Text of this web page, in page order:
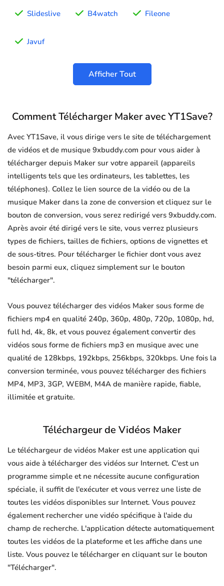
Slideslive B4watch Fileone
Javuf
Afficher Tout
Comment Télécharger Maker avec YT1Save?
Avec YT1Save, il vous dirige vers le site de téléchargement
de vidéos et de musique 9xbuddy.com pour vous aider à
télécharger depuis Maker sur votre appareil (appareils
intelligents tels que les ordinateurs, les tablettes, les
téléphones). Collez le lien source de la vidéo ou de la
musique Maker dans la zone de conversion et cliquez sur le
bouton de conversion, vous serez redirigé vers 9xbuddy.com.
Après avoir été dirigé vers le site, vous verrez plusieurs
types de fichiers, tailles de fichiers, options de vignettes et
de sous-titres. Pour télécharger le fichier dont vous avez
besoin parmi eux, cliquez simplement sur le bouton
"télécharger".
Vous pouvez télécharger des vidéos Maker sous forme de
fichiers mp4 en qualité 240p, 360p, 480p, 720p, 1080p, hd,
full hd, 4k, 8k, et vous pouvez également convertir des
vidéos sous forme de fichiers mp3 en musique avec une
qualité de 128kbps, 192kbps, 256kbps, 320kbps. Une fois la
conversion terminée, vous pouvez télécharger des fichiers
MP4, MP3, 3GP, WEBM, M4A de manière rapide, fiable,
illimitée et gratuite.
Téléchargeur de Vidéos Maker
Le téléchargeur de vidéos Maker est une application qui
vous aide à télécharger des vidéos sur Internet. C'est un
programme simple et ne nécessite aucune configuration
spéciale, il suffit de l'exécuter et vous verrez une liste de
toutes les vidéos disponibles sur Internet. Vous pouvez
également rechercher une vidéo spécifique à l'aide du
champ de recherche. L'application détecte automatiquement
toutes les vidéos de la plateforme et les affiche dans une
liste. Vous pouvez le télécharger en cliquant sur le bouton
"Télécharger".